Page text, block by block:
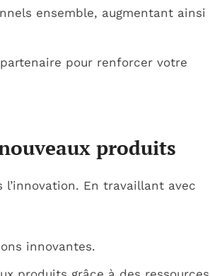
ensemble, augmentant ainsi
pour renforcer votre
produits
En travaillant avec
innovantes.